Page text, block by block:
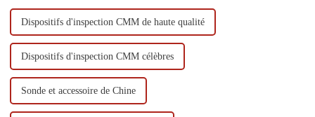
Dispositifs d'inspection CMM de haute qualité
Dispositifs d'inspection CMM célèbres
Sonde et accessoire de Chine